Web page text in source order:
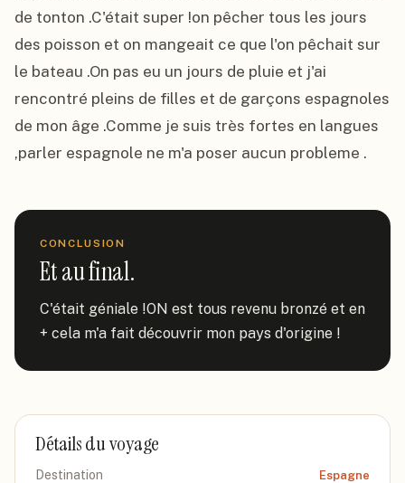
de tonton .C'était super !on pêcher tous les jours
des poisson et on mangeait ce que l'on pêchait sur
le bateau .On pas eu un jours de pluie et j'ai
rencontré pleins de filles et de garçons espagnoles
de mon âge .Comme je suis très fortes en langues
,parler espagnole ne m'a poser aucun probleme .
CONCLUSION
Et au final.
C'était géniale !ON est tous revenu bronzé et en
+ cela m'a fait découvrir mon pays d'origine !
Détails du voyage
Destination Espagne